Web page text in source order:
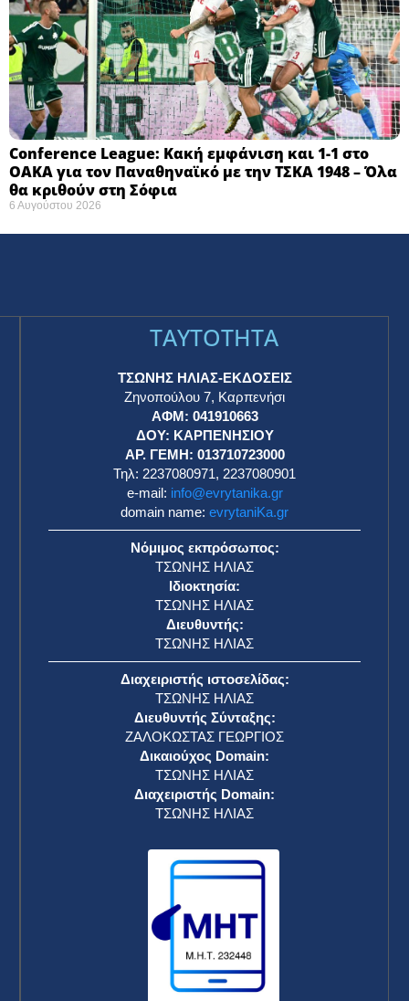
Conference League: Κακή εμφάνιση και 1-1 στο
ΟΑΚΑ για τον Παναθηναϊκό με την ΤΣΚΑ 1948 – Όλα
θα κριθούν στη Σόφια ​
6 Αυγούστου 2026
TAYTOTHTA
ΤΣΩΝΗΣ ΗΛΙΑΣ-ΕΚΔΟΣΕΙΣ
Ζηνοπούλου 7, Καρπενήσι
ΑΦΜ: 041910663
ΔΟΥ: ΚΑΡΠΕΝΗΣΙΟΥ
ΑΡ. ΓΕΜΗ: 013710723000
Τηλ: 2237080971, 2237080901
e-mail: info@evrytanika.gr
domain name: evrytaniKa.gr
Νόμιμος εκπρόσωπος:
ΤΣΩΝΗΣ ΗΛΙΑΣ
Ιδιοκτησία:
ΤΣΩΝΗΣ ΗΛΙΑΣ
Διευθυντής:
ΤΣΩΝΗΣ ΗΛΙΑΣ
Διαχειριστής ιστοσελίδας:
ΤΣΩΝΗΣ ΗΛΙΑΣ
Διευθυντής Σύνταξης:
ΖΑΛΟΚΩΣΤΑΣ ΓΕΩΡΓΙΟΣ
Δικαιούχος Domain:
ΤΣΩΝΗΣ ΗΛΙΑΣ
Διαχειριστής Domain:
ΤΣΩΝΗΣ ΗΛΙΑΣ